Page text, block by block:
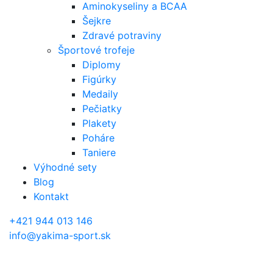
Aminokyseliny a BCAA
Šejkre
Zdravé potraviny
Športové trofeje
Diplomy
Figúrky
Medaily
Pečiatky
Plakety
Poháre
Taniere
Výhodné sety
Blog
Kontakt
+421 944 013 146
info@yakima-sport.sk